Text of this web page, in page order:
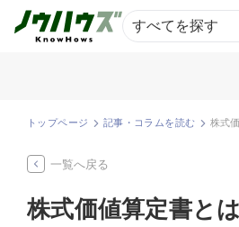
トップページ 記事・コラムを読む
一覧へ戻る
株式価値算定書と